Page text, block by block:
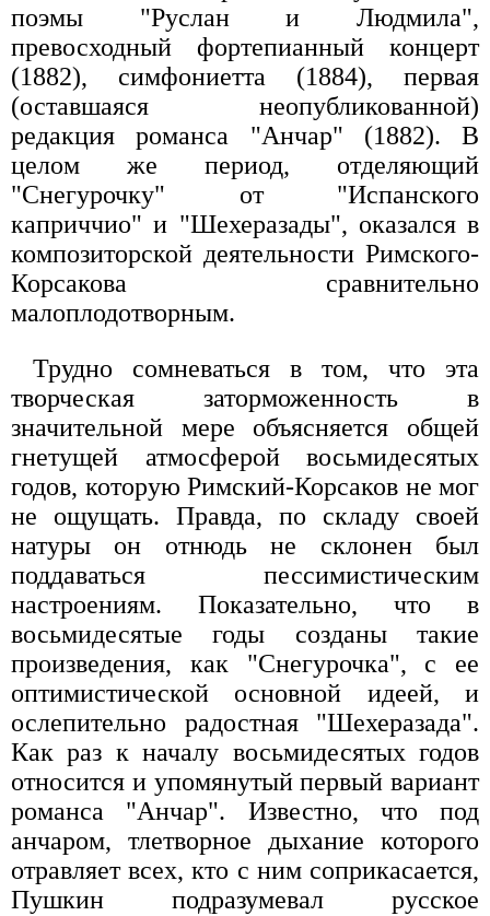
поэмы "Руслан и Людмила",
превосходный фортепианный концерт
(1882), симфониетта (1884), первая
(оставшаяся неопубликованной)
редакция романса "Анчар" (1882). В
целом же период, отделяющий
"Снегурочку" от "Испанского
каприччио" и "Шехеразады", оказался в
композиторской деятельности Римского-
Корсакова сравнительно
малоплодотворным.
Трудно сомневаться в том, что эта
творческая заторможенность в
значительной мере объясняется общей
гнетущей атмосферой восьмидесятых
годов, которую Римский-Корсаков не мог
не ощущать. Правда, по складу своей
натуры он отнюдь не склонен был
поддаваться пессимистическим
настроениям. Показательно, что в
восьмидесятые годы созданы такие
произведения, как "Снегурочка", с ее
оптимистической основной идеей, и
ослепительно радостная "Шехеразада".
Как раз к началу восьмидесятых годов
относится и упомянутый первый вариант
романса "Анчар". Известно, что под
анчаром, тлетворное дыхание которого
отравляет всех, кто с ним соприкасается,
Пушкин подразумевал русское